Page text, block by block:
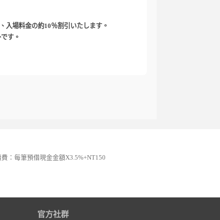
入場料金の約10％割引いたします。
す。
：每筆預借現金金額X3.5%+NT150
官方社群